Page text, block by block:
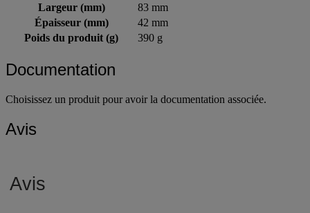
Largeur (mm)
83 mm
Épaisseur (mm)
42 mm
Poids du produit (g)
390 g
Documentation
Choisissez un produit pour avoir la documentation associée.
Avis